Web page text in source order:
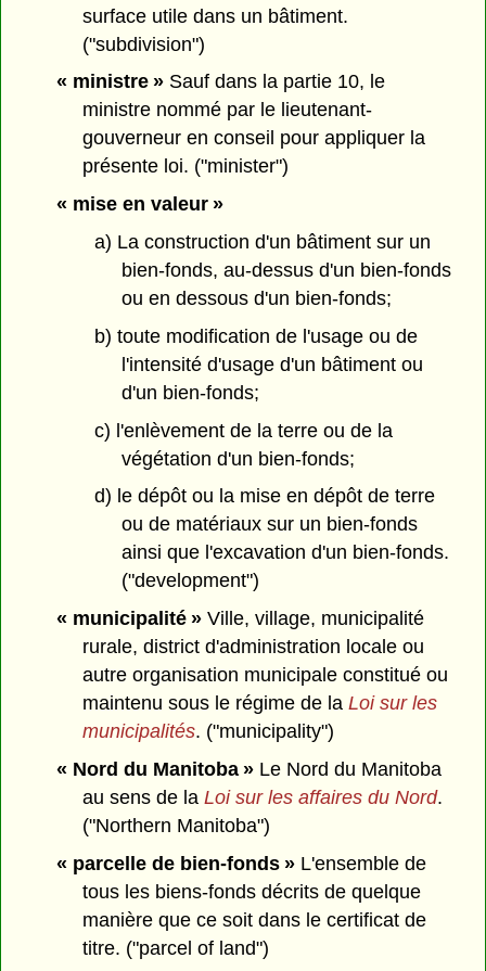
surface utile dans un bâtiment.
("subdivision")
« ministre »Sauf dans la partie 10, le
ministre nommé par le lieutenant-
gouverneur en conseil pour appliquer la
présente loi. ("minister")
« mise en valeur »
a) La construction d'un bâtiment sur un
bien-fonds, au-dessus d'un bien-fonds
ou en dessous d'un bien-fonds;
b) toute modification de l'usage ou de
l'intensité d'usage d'un bâtiment ou
d'un bien-fonds;
c) l'enlèvement de la terre ou de la
végétation d'un bien-fonds;
d) le dépôt ou la mise en dépôt de terre
ou de matériaux sur un bien-fonds
ainsi que l'excavation d'un bien-fonds.
("development")
« municipalité »Ville, village, municipalité
rurale, district d'administration locale ou
autre organisation municipale constitué ou
maintenu sous le régime de laLoi sur les
municipalités. ("municipality")
« Nord du Manitoba »Le Nord du Manitoba
au sens de laLoi sur les affaires du Nord.
("Northern Manitoba")
« parcelle de bien-fonds »L'ensemble de
tous les biens-fonds décrits de quelque
manière que ce soit dans le certificat de
titre. ("parcel of land")